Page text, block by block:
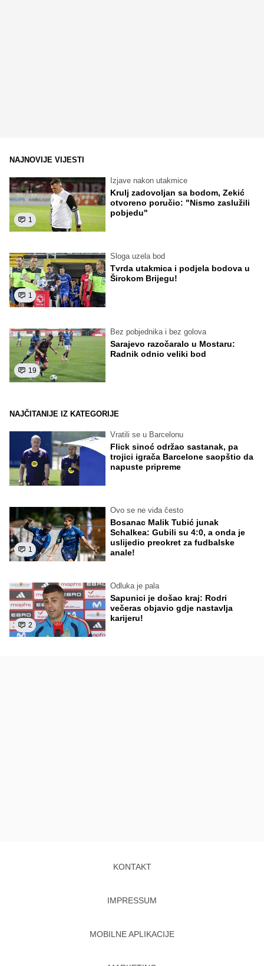
NAJNOVIJE VIJESTI
1
Izjave nakon utakmice
Krulj zadovoljan sa bodom, Zekić
otvoreno poručio: "Nismo zaslužili
pobjedu"
1
Sloga uzela bod
Tvrda utakmica i podjela bodova u
Širokom Brijegu!
19
Bez pobjednika i bez golova
Sarajevo razočaralo u Mostaru:
Radnik odnio veliki bod
NAJČITANIJE IZ KATEGORIJE
Vratili se u Barcelonu
Flick sinoć održao sastanak, pa
trojici igrača Barcelone saopštio da
napuste pripreme
1
Ovo se ne viđa često
Bosanac Malik Tubić junak
Schalkea: Gubili su 4:0, a onda je
uslijedio preokret za fudbalske
anale!
2
Odluka je pala
Sapunici je došao kraj: Rodri
večeras objavio gdje nastavlja
karijeru!
KONTAKT
IMPRESSUM
MOBILNE APLIKACIJE